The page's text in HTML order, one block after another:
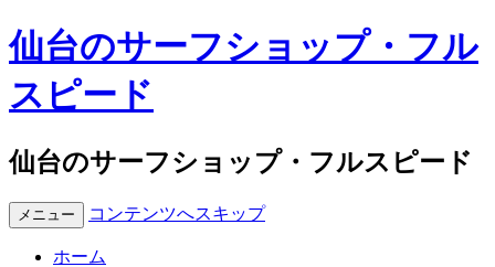
仙台のサーフショップ・フル
スピード
仙台のサーフショップ・フルスピード
メニュー コンテンツへスキップ
ホーム